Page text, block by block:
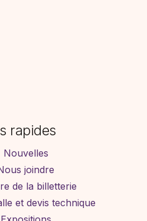
rapides
Nouvelles
joindre
de la billetterie
et devis technique